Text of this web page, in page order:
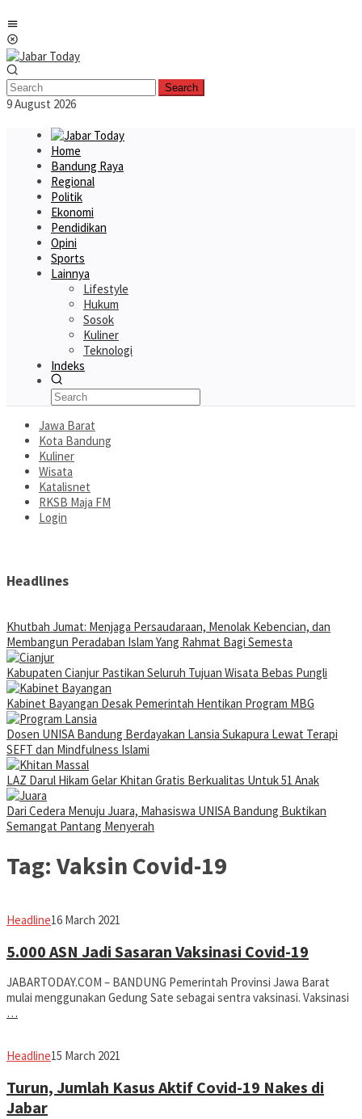
to
content
Search
9 August 2026
Home
Bandung Raya
Regional
Politik
Ekonomi
Pendidikan
Opini
Sports
Lainnya
Lifestyle
Hukum
Sosok
Kuliner
Teknologi
Indeks
Jawa Barat
Kota Bandung
Kuliner
Wisata
Katalisnet
RKSB Maja FM
Login
Headlines
Khutbah Jumat: Menjaga Persaudaraan, Menolak Kebencian, dan
Membangun Peradaban Islam Yang Rahmat Bagi Semesta
Kabupaten Cianjur Pastikan Seluruh Tujuan Wisata Bebas Pungli
Kabinet Bayangan Desak Pemerintah Hentikan Program MBG
Dosen UNISA Bandung Berdayakan Lansia Sukapura Lewat Terapi
SEFT dan Mindfulness Islami
LAZ Darul Hikam Gelar Khitan Gratis Berkualitas Untuk 51 Anak
Dari Cedera Menuju Juara, Mahasiswa UNISA Bandung Buktikan
Semangat Pantang Menyerah
Tag: Vaksin Covid-19
HeadlineAvila
16 March 2021
5.000 ASN Jadi Sasaran Vaksinasi Covid-19
JABARTODAY.COM – BANDUNG Pemerintah Provinsi Jawa Barat
mulai menggunakan Gedung Sate sebagai sentra vaksinasi. Vaksinasi
…
HeadlineAvila
15 March 2021
Turun, Jumlah Kasus Aktif Covid-19 Nakes di
Jabar